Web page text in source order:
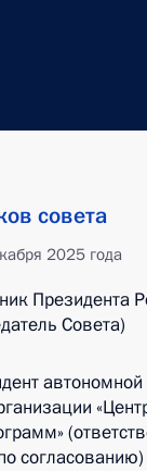
совета
2025 года
Президента
Совета)
автономной
согласованию)